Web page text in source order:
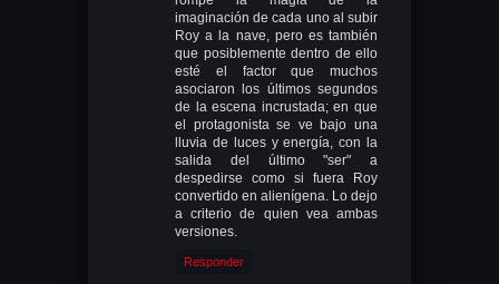
imaginación de cada uno al subir
Roy a la nave, pero es también
que posiblemente dentro de ello
esté el factor que muchos
asociaron los últimos segundos
de la escena incrustada; en que
el protagonista se ve bajo una
lluvia de luces y energía, con la
salida del último "ser" a
despedirse como si fuera Roy
convertido en alienígena. Lo dejo
a criterio de quien vea ambas
versiones.
Responder